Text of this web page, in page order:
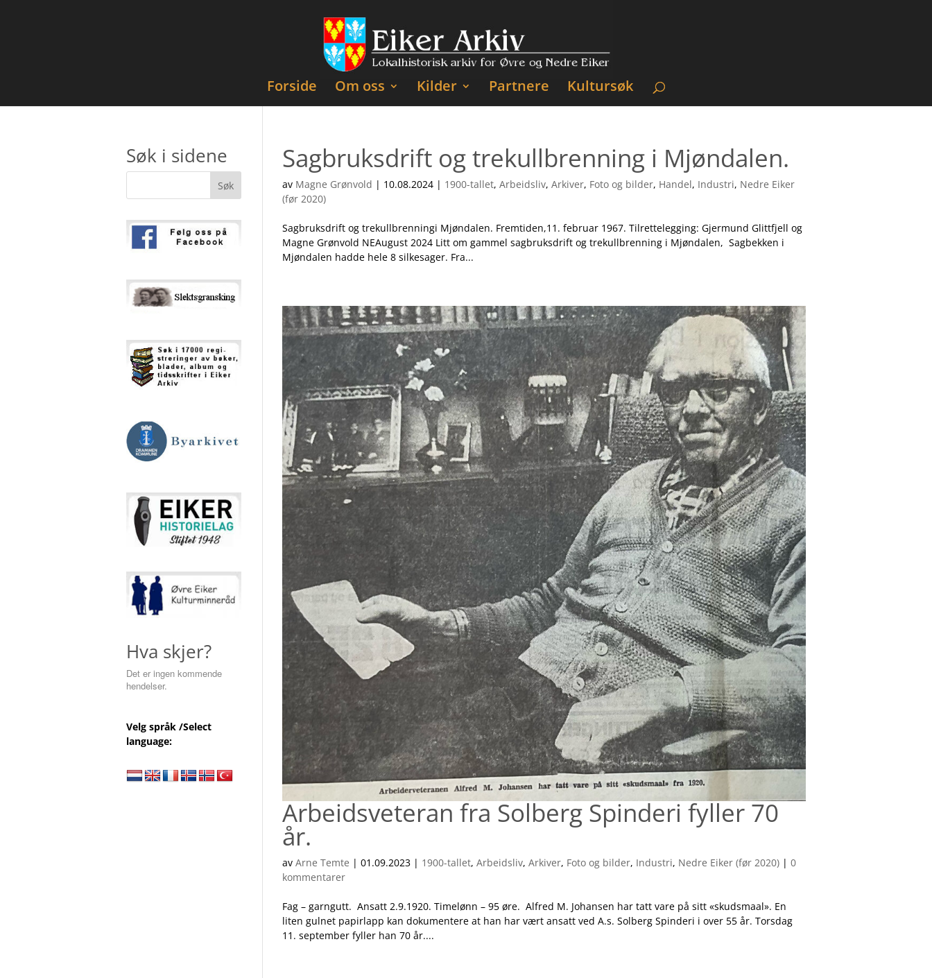
Forside Om oss Kilder Partnere Kultursøk
Sagbruksdrift og trekullbrenning i Mjøndalen.
av Magne Grønvold | 10.08.2024 | 1900-tallet,Arbeidsliv,Arkiver, Foto og bilder, Handel, Industri, Nedre Eiker
(før 2020)
Sagbruksdrift og trekullbrenningi Mjøndalen. Fremtiden,11. februar 1967. Tilrettelegging: Gjermund Glittfjell og
Magne Grønvold NEAugust 2024 Litt om gammel sagbruksdrift og trekullbrenning i Mjøndalen, Sagbekken i
Mjøndalen hadde hele 8 silkesager. Fra...
Arbeidsveteran fra Solberg Spinderi fyller 70
år.
avArne Temte |01.09.2023 | 1900-tallet,Arbeidsliv,Arkiver, Foto og bilder, Industri, Nedre Eiker (før 2020) |0
kommentarer
Fag – garngutt. Ansatt 2.9.1920. Timelønn – 95 øre. Alfred M. Johansen har tatt vare på sitt «skudsmaal». En
liten gulnet papirlapp kan dokumentere at han har vært ansatt ved A.s. Solberg Spinderi i over 55 år. Torsdag
11. september fyller han 70 år....
Søk i sidene
Hva skjer?
Det er ingen kommende
hendelser.
Velg språk /Select
language: